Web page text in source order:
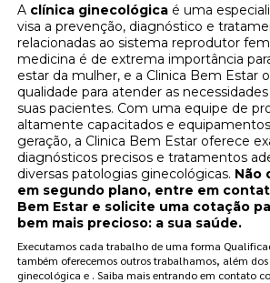
A clínica ginecológica é uma
visa a prevenção, diagnóstico e
relacionadas ao sistema reprodutor
medicina é de extrema importância
estar da mulher, e a Clinica Bem Estar
qualidade para atender as
suas pacientes. Com uma equipe de
altamente capacitados e
geração, a Clinica Bem Estar oferece
diagnósticos precisos e tratamentos
diversas patologias ginecológicas. Não
em segundo plano, entre em
Bem Estar e solicite uma cotação
bem mais precioso: a sua saúde.
Executamos cada trabalho de uma forma
também oferecemos outros trabalhamos, além
ginecológica e . Saiba mais entrando em contato